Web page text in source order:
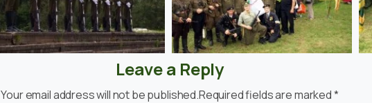
Leave a Reply
Your email address will not be published.Required fields are marked *